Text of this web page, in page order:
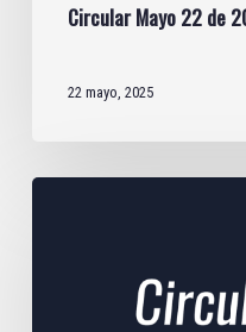
Circular Mayo 22 de
22 mayo, 2025